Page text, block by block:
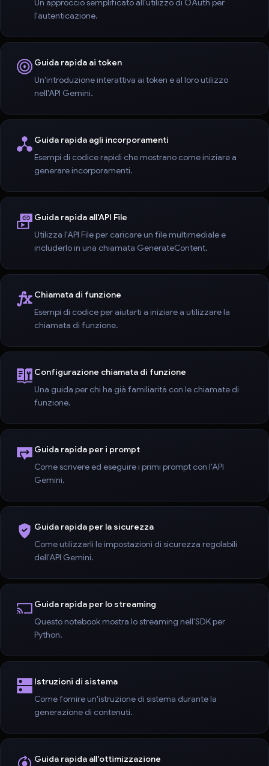
Un approccio semplificato all'utilizzo di OAuth per
l'autenticazione.
Guida rapida ai token
Un'introduzione interattiva ai token e al loro utilizzo
nell'API Gemini.
Guida rapida agli incorporamenti
Esempi di codice rapidi che mostrano come iniziare a
generare incorporamenti.
Guida rapida all'API File
Utilizza l'API File per caricare un file multimediale e
includerlo in una chiamata GenerateContent.
Chiamata di funzione
Esempi di codice per aiutarti a iniziare a utilizzare la
chiamata di funzione.
Configurazione chiamata di funzione
Una guida per chi ha già familiarità con le chiamate di
funzione.
Guida rapida per i prompt
Come scrivere ed eseguire i primi prompt con l'API
Gemini.
Guida rapida per la sicurezza
Come utilizzarli le impostazioni di sicurezza regolabili
dell'API Gemini.
Guida rapida per lo streaming
Questo notebook mostra lo streaming nell'SDK per
Python.
Istruzioni di sistema
Come fornire un'istruzione di sistema durante la
generazione di contenuti.
Guida rapida all'ottimizzazione